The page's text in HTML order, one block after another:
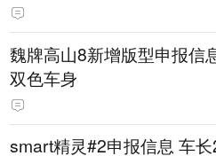
魏牌高山8新增版型申报信
双色车身
smart精灵#2申报信息 车